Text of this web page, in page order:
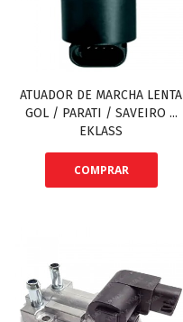
ATUADOR DE MARCHA LENTA
GOL / PARATI / SAVEIRO ...
EKLASS
COMPRAR